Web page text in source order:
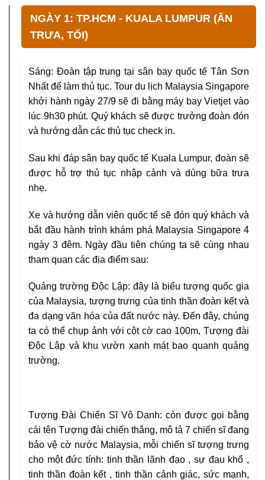
NGÀY 1: TP.HCM - KUALA LUMPUR (ĂN
TRƯA, TỐI)
Sáng: Đoàn tập trung tại sân bay quốc tế Tân Sơn
Nhất để làm thủ tục. Tour du lịch Malaysia Singapore
khởi hành ngày 27/9 sẽ đi bằng máy bay Vietjet vào
lúc 9h30 phút. Quý khách sẽ được trưởng đoàn đón
và hướng dẫn các thủ tục check in.
Sau khi đáp sân bay quốc tế Kuala Lumpur, đoàn sẽ
được hỗ trợ thủ tục nhập cảnh và dùng bữa trưa
nhẹ.
Xe và hướng dẫn viên quốc tế sẽ đón quý khách và
bắt đầu hành trình khám phá Malaysia Singapore 4
ngày 3 đêm. Ngày đầu tiên chúng ta sẽ cùng nhau
tham quan các địa điểm sau:
Quảng trường Độc Lập: đây là biểu tượng quốc gia
của Malaysia, tượng trưng của tinh thần đoàn kết và
đa dạng văn hóa của đất nước này. Đến đây, chúng
ta có thể chụp ảnh với cột cờ cao 100m, Tượng đài
Độc Lập và khu vườn xanh mát bao quanh quảng
trường.
Tượng Đài Chiến Sĩ Vô Danh: còn được gọi bằng
cái tên Tượng đài chiến thắng, mô tả 7 chiến sĩ đang
bảo vệ cờ nước Malaysia, mỗi chiến sĩ tượng trưng
cho một đức tính: tinh thần lãnh đạo , sự đau khổ ,
tinh thần đoàn kết , tinh thần cảnh giác, sức mạnh,